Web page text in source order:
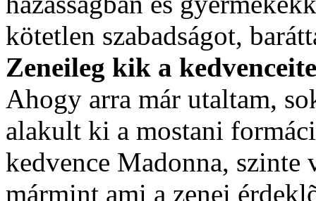
kötetlen szabadságot,
Zeneileg kik a
Ahogy arra már utaltam,
alakult ki a mostani
kedvence Madonna,
mármint ami a zenei